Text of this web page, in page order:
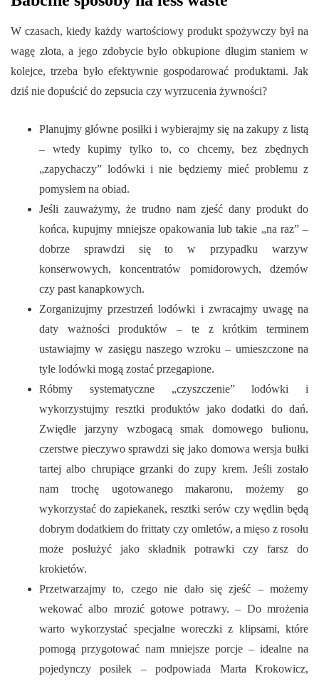
W czasach, kiedy każdy wartościowy produkt spożywczy był na
wagę złota, a jego zdobycie było obkupione długim staniem w
kolejce, trzeba było efektywnie gospodarować produktami. Jak
dziś nie dopuścić do zepsucia czy wyrzucenia żywności?
Planujmy główne posiłki i wybierajmy się na zakupy z listą
– wtedy kupimy tylko to, co chcemy, bez zbędnych
„zapychaczy” lodówki i nie będziemy mieć problemu z
pomysłem na obiad.
Jeśli zauważymy, że trudno nam zjeść dany produkt do
końca, kupujmy mniejsze opakowania lub takie „na raz” –
dobrze sprawdzi się to w przypadku warzyw
konserwowych, koncentratów pomidorowych, dżemów
czy past kanapkowych.
Zorganizujmy przestrzeń lodówki i zwracajmy uwagę na
daty ważności produktów – te z krótkim terminem
ustawiajmy w zasięgu naszego wzroku – umieszczone na
tyle lodówki mogą zostać przegapione.
Róbmy systematyczne „czyszczenie” lodówki i
wykorzystujmy resztki produktów jako dodatki do dań.
Zwiędłe jarzyny wzbogacą smak domowego bulionu,
czerstwe pieczywo sprawdzi się jako domowa wersja bułki
tartej albo chrupiące grzanki do zupy krem. Jeśli zostało
nam trochę ugotowanego makaronu, możemy go
wykorzystać do zapiekanek, resztki serów czy wędlin będą
dobrym dodatkiem do frittaty czy omletów, a mięso z rosołu
może posłużyć jako składnik potrawki czy farsz do
krokietów.
Przetwarzajmy to, czego nie dało się zjeść – możemy
wekować albo mrozić gotowe potrawy. – Do mrożenia
warto wykorzystać specjalne woreczki z klipsami, które
pomogą przygotować nam mniejsze porcje – idealne na
pojedynczy posiłek – podpowiada Marta Krokowicz,